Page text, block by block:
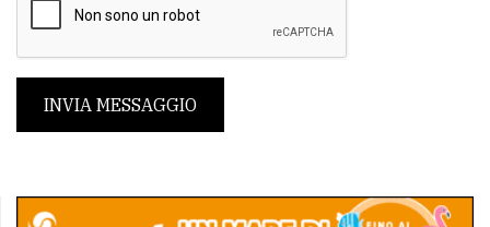
INVIA MESSAGGIO